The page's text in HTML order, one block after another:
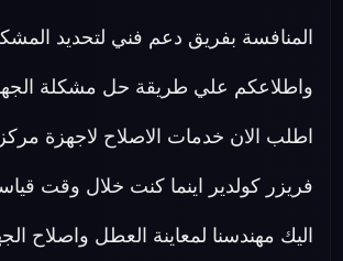
المنافسة بفريق دعم فني لتحديد
واطلاعكم علي طريقة حل مشكلة
اطلب الان خدمات الاصلاح لاجهزة
فريزر كولدير اينما كنت خلال وقت
اليك مهندسنا لمعاينة العطل واصلاح